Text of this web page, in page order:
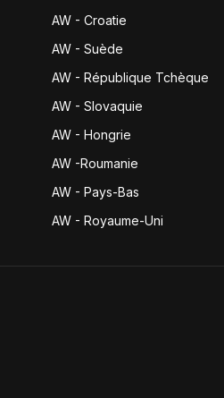
AW - Croatie
AW - Suède
AW - République Tchèque
AW - Slovaquie
AW - Hongrie
AW -Roumanie
AW - Pays-Bas
AW - Royaume-Uni